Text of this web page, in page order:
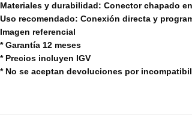
Materiales y durabilidad: Conector chapado
Uso recomendado: Conexión directa y
Imagen referencial
* Garantía 12 meses
* Precios incluyen IGV
* No se aceptan devoluciones por